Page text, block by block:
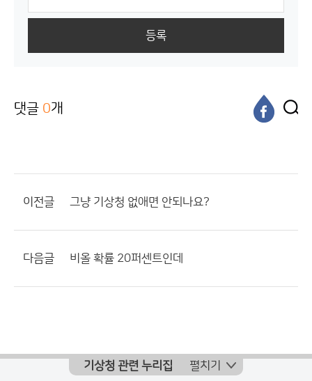
등록
댓글 0개
이전글 그냥 기상청 없애면 안되나요?
다음글 비올 확률 20퍼센트인데
기상청 관련 누리집 펼치기